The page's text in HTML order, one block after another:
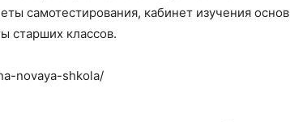
самотестирования, кабинет изучения основ
старших классов.
novaya-shkola/